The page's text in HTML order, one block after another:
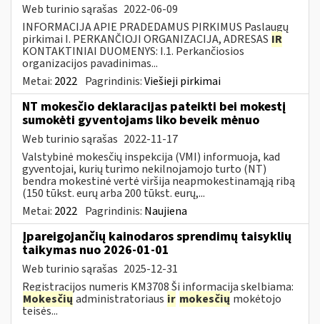
Web turinio sąrašas 2022-06-09
INFORMACIJA APIE PRADEDAMUS PIRKIMUS Paslaugų
pirkimai I. PERKANČIOJI ORGANIZACIJA, ADRESAS IR
KONTAKTINIAI DUOMENYS: I.1. Perkančiosios
organizacijos pavadinimas...
Metai: 2022 Pagrindinis:Viešieji pirkimai
NT mokesčio deklaracijas pateikti bei mokestį
sumokėti gyventojams liko beveik mėnuo
Web turinio sąrašas 2022-11-17
Valstybinė mokesčių inspekcija (VMI) informuoja, kad
gyventojai, kurių turimo nekilnojamojo turto (NT)
bendra mokestinė vertė viršija neapmokestinamąją ribą
(150 tūkst. eurų arba 200 tūkst. eurų,...
Metai: 2022 Pagrindinis: Naujiena
Įpareigojančių kainodaros sprendimų taisyklių
taikymas nuo 2026-01-01
Web turinio sąrašas 2025-12-31
Registracijos numeris KM3708 Ši informacija skelbiama:
Mokesčių administratoriaus ir mokesčių mokėtojo
teisės...